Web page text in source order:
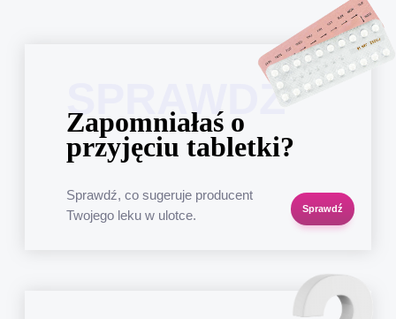
SPRAWDŹ
Zapomniałaś o
przyjęciu tabletki?
Sprawdź, co sugeruje producent
Twojego leku w ulotce.
Sprawdź